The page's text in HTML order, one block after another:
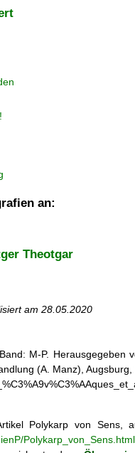
an:
Theotgar
am 28.05.2020
M-P. Herausgegeben
(A. Manz), Augsburg,
Polykarp von Sens,
Polykarp_von_Sens.html